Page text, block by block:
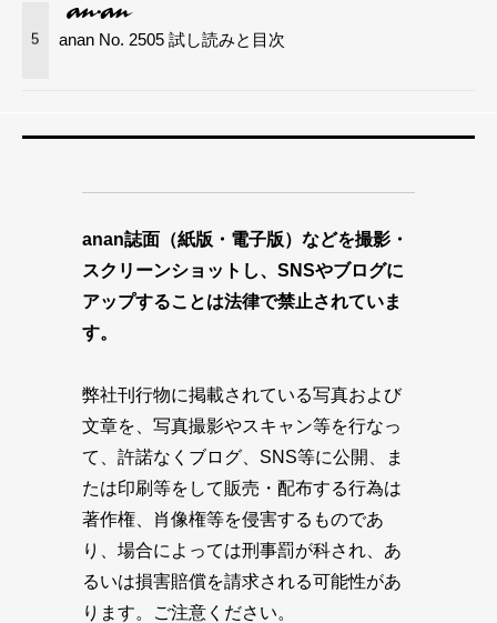
5 anan No. 2505 試し読みと目次
anan誌面（紙版・電子版）などを撮影・
スクリーンショットし、SNSやブログに
アップすることは法律で禁止されていま
す。
弊社刊行物に掲載されている写真および
文章を、写真撮影やスキャン等を行なっ
て、許諾なくブログ、SNS等に公開、ま
たは印刷等をして販売・配布する行為は
著作権、肖像権等を侵害するものであ
り、場合によっては刑事罰が科され、あ
るいは損害賠償を請求される可能性があ
ります。ご注意ください。